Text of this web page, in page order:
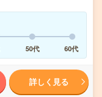
50代 60代
詳しく見る